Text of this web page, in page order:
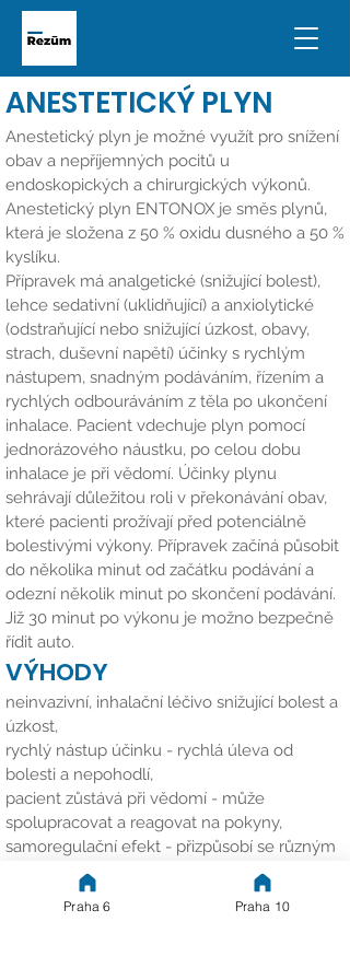
ANESTETICKÝ PLYN
Anestetický plyn je možné využít pro snížení
obav a nepříjemných pocitů u
endoskopických a chirurgických výkonů.
Anestetický plyn ENTONOX je směs plynů,
která je složena z 50 % oxidu dusného a 50 %
kyslíku.
Přípravek má analgetické (snižující bolest),
lehce sedativní (uklidňující) a anxiolytické
(odstraňující nebo snižující úzkost, obavy,
strach, duševní napětí) účinky s rychlým
nástupem, snadným podáváním, řízením a
rychlých odbouráváním z těla po ukončení
inhalace. Pacient vdechuje plyn pomocí
jednorázového náustku, po celou dobu
inhalace je při vědomí. Účinky plynu
sehrávají důležitou roli v překonávání obav,
které pacienti prožívají před potenciálně
bolestivými výkony. Přípravek začíná působit
do několika minut od začátku podávání a
odezní několik minut po skončení podávání.
Již 30 minut po výkonu je možno bezpečně
řídit auto.​
VÝHODY
neinvazivní, inhalační léčivo snižující bolest a
úzkost,
rychlý nástup účinku - rychlá úleva od
bolesti a nepohodlí,
pacient zůstává při vědomí - může
spolupracovat a reagovat na pokyny,
samoregulační efekt - přizpůsobí se různým
prahům bolesti,
snadné samopodání - pacient vdechuje plyn
sám podle potřeby,
Praha 6 Praha 10